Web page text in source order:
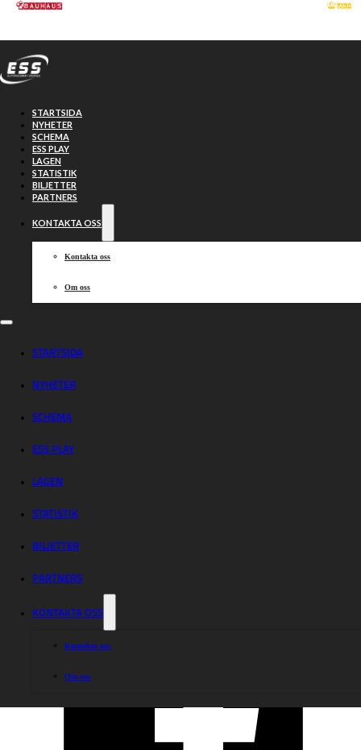
Hoppa till huvudinnehåll
STARTSIDA
NYHETER
SCHEMA
ESS PLAY
LAGEN
STATISTIK
BILJETTER
PARTNERS
KONTAKTA OSS
Kontakta oss
Om oss
STARTSIDA
NYHETER
SCHEMA
ESS PLAY
LAGEN
STATISTIK
BILJETTER
PARTNERS
KONTAKTA OSS
Kontakta oss
Om oss
Sammanfattning:
Västervik –
Eskilstuna
Smederna